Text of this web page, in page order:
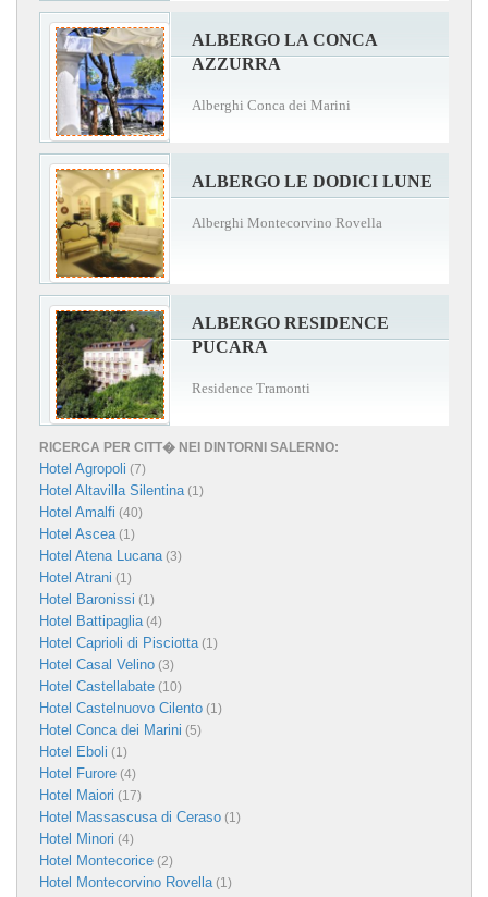
ALBERGO LA CONCA
AZZURRA
Alberghi Conca dei Marini
ALBERGO LE DODICI LUNE
Alberghi Montecorvino Rovella
ALBERGO RESIDENCE
PUCARA
Residence Tramonti
RICERCA PER CITT� NEI DINTORNI SALERNO:
Hotel Agropoli (7)
Hotel Altavilla Silentina(1)
Hotel Amalfi (40)
Hotel Ascea(1)
Hotel Atena Lucana(3)
Hotel Atrani (1)
Hotel Baronissi (1)
Hotel Battipaglia(4)
Hotel Caprioli di Pisciotta(1)
Hotel Casal Velino (3)
Hotel Castellabate (10)
Hotel Castelnuovo Cilento (1)
Hotel Conca dei Marini (5)
Hotel Eboli (1)
Hotel Furore (4)
Hotel Maiori (17)
Hotel Massascusa di Ceraso (1)
Hotel Minori (4)
Hotel Montecorice (2)
Hotel Montecorvino Rovella(1)